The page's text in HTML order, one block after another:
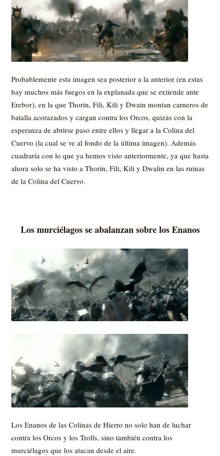
Probablemente esta imagen sea posterior a la anterior (en estas
hay muchos más fuegos en la explanada que se extiende ante
Erebor), en la que Thorin, Fili, Kili y Dwain montan carneros de
batalla acorazados y cargan contra los Orcos, quizás con la
esperanza de abrirse paso entre ellos y llegar a la Colina del
Cuervo (la cual se ve al fondo de la última imagen). Además
cuadraría con lo que ya hemos visto anteriormente, ya que hasta
ahora solo se ha visto a Thorin, Fili, Kili y Dwalin en las ruinas
de la Colina del Cuervo.
Los murciélagos se abalanzan sobre los Enanos
Los Enanos de las Colinas de Hierro no solo han de luchar
contra los Orcos y los Trolls, sino también contra los
murciélagos que los atacan desde el aire.